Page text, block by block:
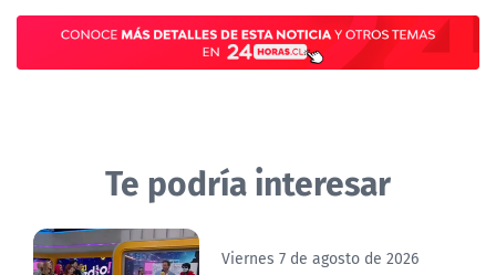
Te podría interesar
Viernes 7 de agosto de 2026